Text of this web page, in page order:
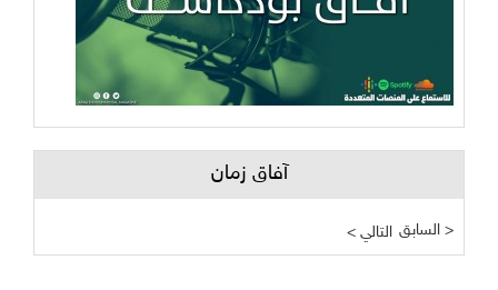
آفاق زمان
< التالي السابق >